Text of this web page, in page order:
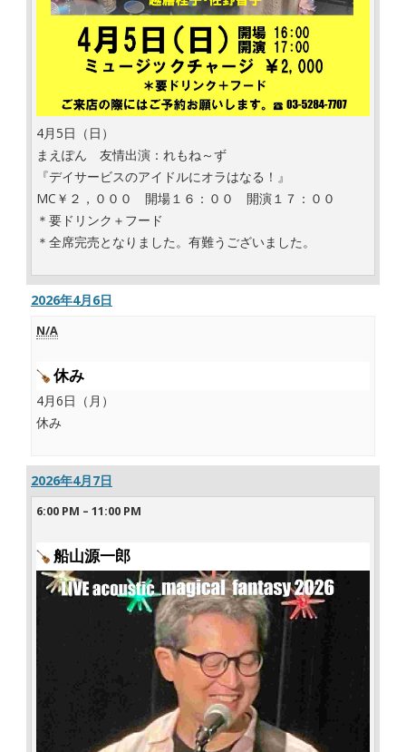
4月5日（日）
まえぽん 友情出演：れもね～ず
『デイサービスのアイドルにオラはなる！』
MC￥２，０００ 開場１６：００ 開演１７：００
＊要ドリンク＋フード
＊全席完売となりました。有難うございました。
2026年4月6日
N/A
休み
4月6日（月）
休み
2026年4月7日
6:00 PM – 11:00 PM
船山源一郎